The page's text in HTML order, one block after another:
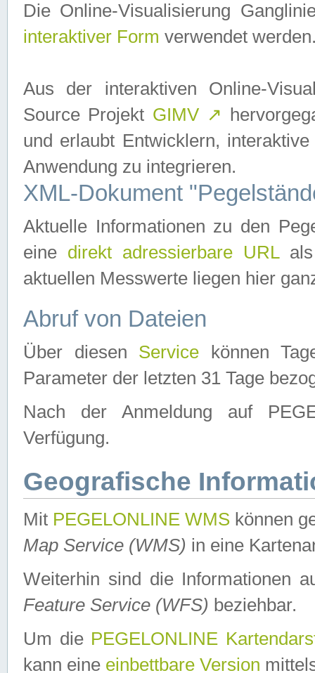
Die Online-Visualisierung
interaktiver Form verwendet
Aus der interaktiven Online-
Source Projekt GIMV ↗
und erlaubt Entwicklern,
Anwendung zu integrieren.
XML-Dokument
Aktuelle Informationen zu den
eine direkt adressierbare URLals
aktuellen Messwerte liegen hier
Abruf von Dateien
Über diesen Service können
Parameter der letzten 31 Tage
Nach der Anmeldung auf
Verfügung.
Geografische
Mit PEGELONLINE WMS können
Map Service (WMS) in eine
Weiterhin sind die Informationen
Feature Service (WFS) beziehbar.
Um die PEGELONLINE
kann eine einbettbare Version